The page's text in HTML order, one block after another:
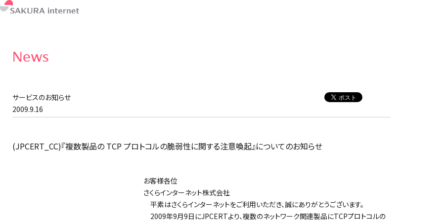
News
サービスのお知らせ
2009.9.16
(JPCERT_CC)『複数製品の TCP プロトコルの脆弱性に関する注意喚起』についてのお知らせ
お客様各位
さくらインターネット株式会社
平素はさくらインターネットをご利用いただき、誠にありがとうございます。
2009年9月9日にJPCERTより、複数のネットワーク関連製品にTCPプロトコルの